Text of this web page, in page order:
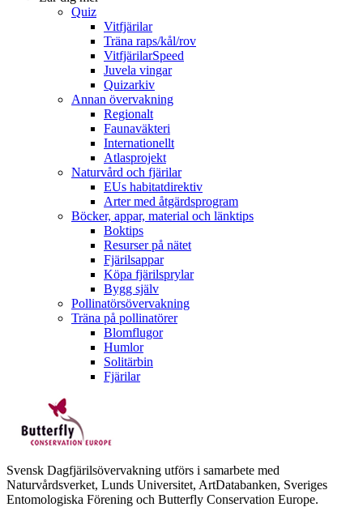
Quiz
Vitfjärilar
Träna raps/kål/rov
VitfjärilarSpeed
Juvela vingar
Quizarkiv
Annan övervakning
Regionalt
Faunaväkteri
Internationellt
Atlasprojekt
Naturvård och fjärilar
EUs habitatdirektiv
Arter med åtgärdsprogram
Böcker, appar, material och länktips
Boktips
Resurser på nätet
Fjärilsappar
Köpa fjärilsprylar
Bygg själv
Pollinatörsövervakning
Träna på pollinatörer
Blomflugor
Humlor
Solitärbin
Fjärilar
Svensk Dagfjärilsövervakning utförs i samarbete med
Naturvårdsverket, Lunds Universitet, ArtDatabanken, Sveriges
Entomologiska Förening och Butterfly Conservation Europe.